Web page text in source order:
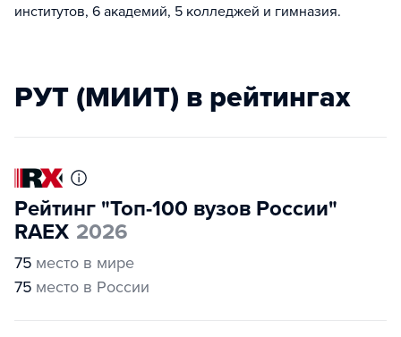
институтов, 6 академий, 5 колледжей и гимназия.
РУТ (МИИТ) в рейтингах
Рейтинг "Топ-100 вузов России"
RAEX 2026
75 место в мире
75 место в России